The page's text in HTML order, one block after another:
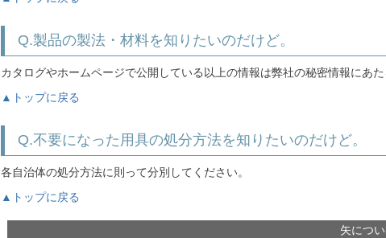
Q.製品の製法・材料を知りたいのだけど。
カタログやホームページで公開している以上の情報は弊社の秘密情報にあ
▲トップに戻る
Q.不要になった用具の処分方法を知りたいのだけど。
各自治体の処分方法に則って分別してください。
▲トップに戻る
矢につ